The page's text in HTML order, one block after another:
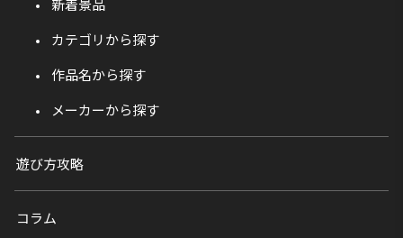
新着景品
カテゴリから探す
作品名から探す
メーカーから探す
遊び方攻略
コラム